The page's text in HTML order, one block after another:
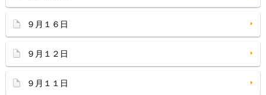
９月１６日
９月１２日
９月１１日